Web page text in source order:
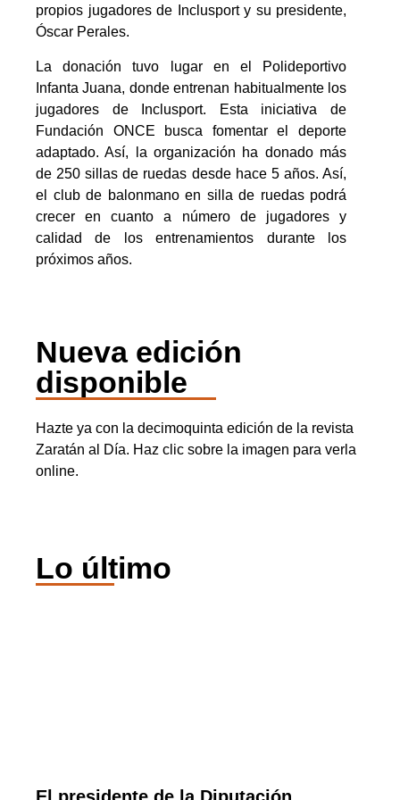
propios jugadores de Inclusport y su presidente,
Óscar Perales.
La donación tuvo lugar en el Polideportivo
Infanta Juana, donde entrenan habitualmente los
jugadores de Inclusport. Esta iniciativa de
Fundación ONCE busca fomentar el deporte
adaptado. Así, la organización ha donado más
de 250 sillas de ruedas desde hace 5 años. Así,
el club de balonmano en silla de ruedas podrá
crecer en cuanto a número de jugadores y
calidad de los entrenamientos durante los
próximos años.
Nueva edición
disponible
Hazte ya con la decimoquinta edición de la revista
Zaratán al Día. Haz clic sobre la imagen para verla
online.
Lo último